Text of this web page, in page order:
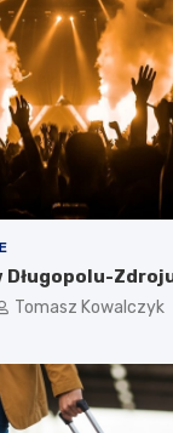
Długopolu-
Tomasz Kowalczyk